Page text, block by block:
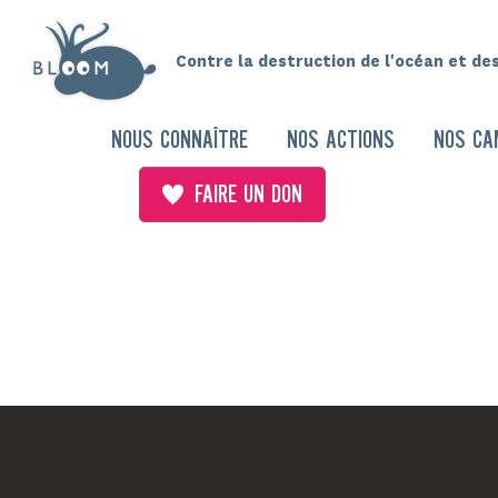
Contre la destruction de l'océan et
NOUS CONNAÎTRE NOS ACTIONS NOS
FAIRE UN DON